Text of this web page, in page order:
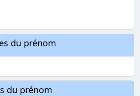
du prénom
du prénom